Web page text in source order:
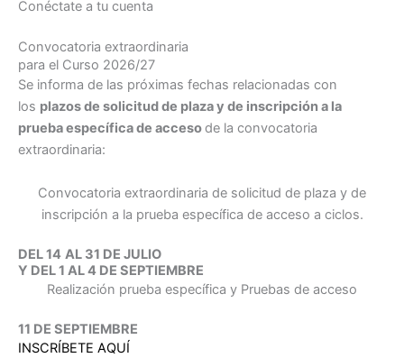
Conéctate a tu cuenta
Convocatoria extraordinaria
para el Curso 2026/27
Se informa de las próximas fechas relacionadas con
los plazos de solicitud de plaza y de inscripción a la
prueba específica de accesode la convocatoria
extraordinaria:
Convocatoria extraordinaria de solicitud de plaza y de
inscripción a la prueba específica de acceso a ciclos.
DEL 14 AL 31 DE JULIO
Y DEL 1 AL 4 DE SEPTIEMBRE
Realización prueba específica y Pruebas de acceso
11 DE SEPTIEMBRE
INSCRÍBETE AQUÍ